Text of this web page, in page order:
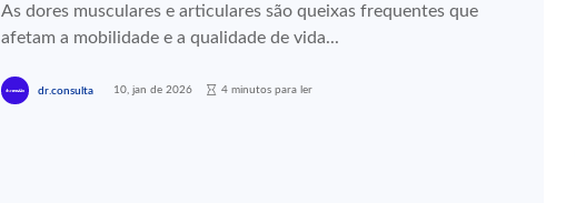
As dores musculares e articulares são queixas frequentes que
afetam a mobilidade e a qualidade de vida...
dr.consulta 10, jan de 2026 4 minutos para ler